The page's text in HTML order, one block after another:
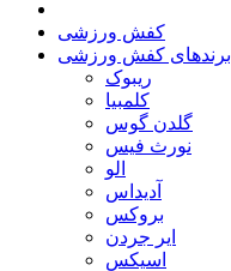
کفش ورزشی
برندهای کفش ورزشی
ریبوک
کلمبیا
گلدن گوس
نورث فیس
الو
آدیداس
بروکس
ایر جردن
اسیکس